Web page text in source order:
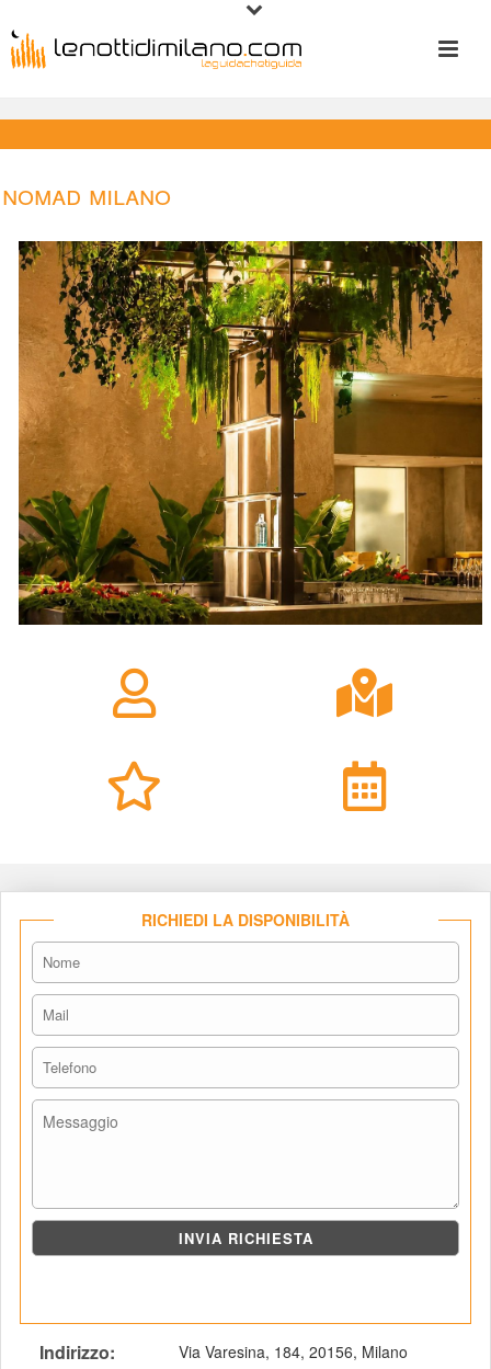
Nomad Milano
RICHIEDI LA DISPONIBILITÀ
Indirizzo: Via Varesina, 184, 20156, Milano